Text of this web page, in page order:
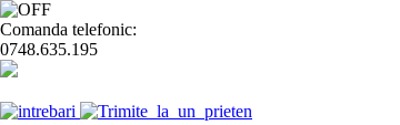
Comanda telefonic:
0748.635.195